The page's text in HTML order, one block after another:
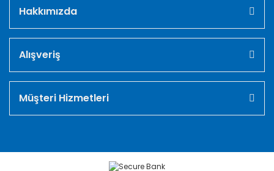
Hakkımızda
Alışveriş
Müşteri Hizmetleri